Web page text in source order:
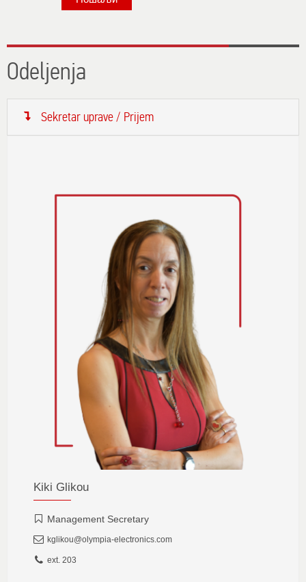
Odeljenja
Sekretar uprave / Prijem
Kiki Glikou
Management Secretary
kglikou@olympia-electronics.com
ext. 203